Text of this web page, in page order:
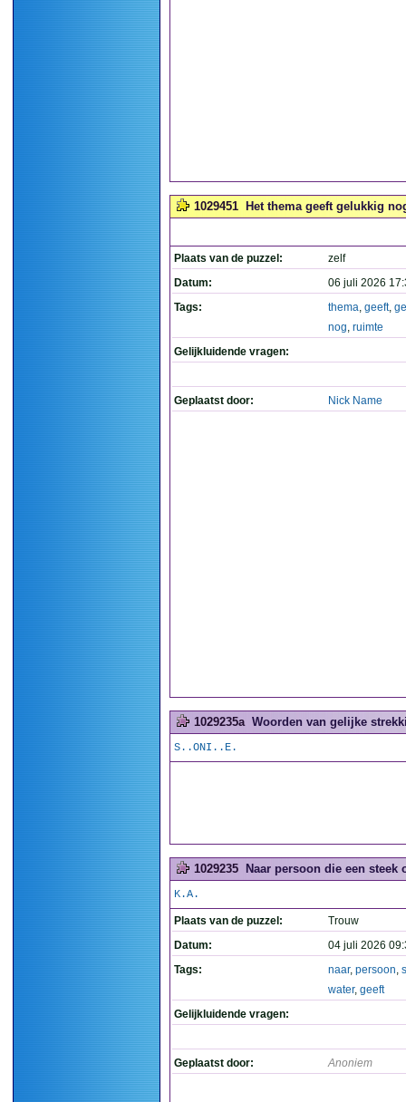
1029451 Het thema geeft gelukkig
Plaats van de puzzel:
zelf
Datum:
06 juli 2026
Tags:
thema, geeft,
nog, ruimte
Gelijkluidende vragen:
Geplaatst door: Nick Name
1029235a Woorden van gelijke
S..ONI..E.
1029235 Naar persoon die een steek
K.A.
Plaats van de puzzel:
Trouw
Datum:
04 juli 2026
Tags:
naar, persoon,
water, geeft
Gelijkluidende vragen:
Geplaatst door: Anoniem